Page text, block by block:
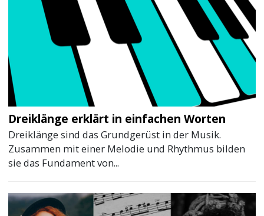
Dreiklänge erklärt in einfachen Worten
Dreiklänge sind das Grundgerüst in der Musik.
Zusammen mit einer Melodie und Rhythmus bilden
sie das Fundament von...